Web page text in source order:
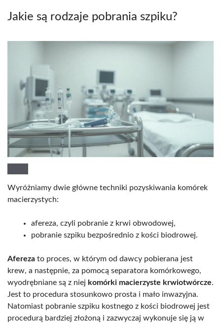
Jakie są rodzaje pobrania szpiku?
Wyróżniamy dwie główne techniki pozyskiwania komórek
macierzystych:
afereza, czyli pobranie z krwi obwodowej,
pobranie szpiku bezpośrednio z kości biodrowej.
Afereza to proces, w którym od dawcy pobierana jest
krew, a następnie, za pomocą separatora komórkowego,
wyodrębniane są z niej komórki macierzyste krwiotwórcze.
Jest to procedura stosunkowo prosta i mało inwazyjna.
Natomiast pobranie szpiku kostnego z kości biodrowej jest
procedurą bardziej złożoną i zazwyczaj wykonuje się ją w